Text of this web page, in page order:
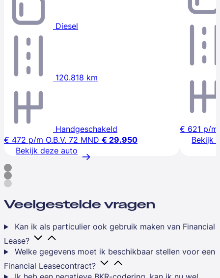
Diesel
120.818 km
Handgeschakeld
€ 472 p/m O.B.V. 72 MND € 29.950
Bekijk deze auto
€ 621 p/m
Bekijk
Veelgestelde vragen
Kan ik als particulier ook gebruik maken van Financial
Lease?
Welke gegevens moet ik beschikbaar stellen voor een
Financial Leasecontract?